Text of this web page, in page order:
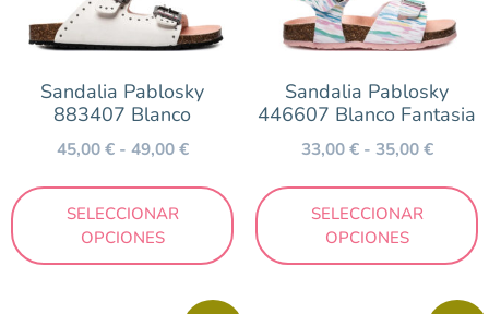
Sandalia Pablosky
883407 Blanco
45,00€ - 49,00€
SELECCIONAR
OPCIONES
Sandalia Pablosky
446607 Blanco Fantasia
33,00€ - 35,00€
SELECCIONAR
OPCIONES